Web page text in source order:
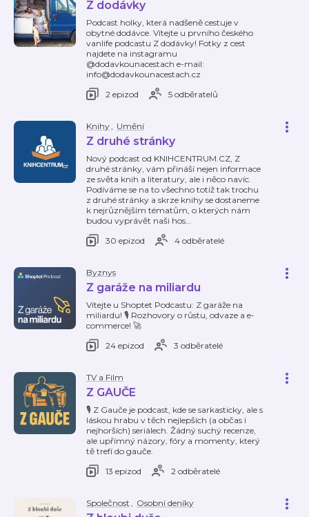
Z dodávky
Podcast holky, která nadšeně cestuje v
obytné dodávce. Vítejte u prvního českého
vanlife podcastu Z dodávky! Fotky z cest
najdete na instagramu
@dodavkounacestach e-mail:
info@dodavkounacestach.cz
2 epizod
5 odběratelů
Knihy, Umění
Z druhé stránky
Nový podcast od KNIHCENTRUM.CZ, Z
druhé stránky, vám přináší nejen informace
ze světa knih a literatury, ale i něco navíc.
Podíváme se na to všechno totiž tak trochu
z druhé stránky a skrze knihy se dostaneme
k nejrůznějším tématům, o kterých nám
budou vyprávět naši hos…
30 epizod
4 odběratelé
Byznys
Z garáže na miliardu
Vítejte u Shoptet Podcastu: Z garáže na
miliardu! 🎙️ Rozhovory o růstu, odvaze a e-
commerce! 🚀
24 epizod
3 odběratelé
TV a Film
Z GAUČE
🎙️ Z Gauče je podcast, kde se sarkasticky, ale s
láskou hrabu v těch nejlepších (a občas i
nejhorších) seriálech. Žádný suchý recenze,
ale upřímný názory, fóry a momenty, který
tě trefí do gauče.
13 epizod
2 odběratelé
Společnost , Osobní deníky